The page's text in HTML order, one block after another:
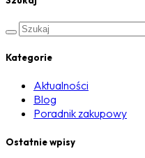
Kategorie
Aktualności
Blog
Poradnik zakupowy
Ostatnie wpisy